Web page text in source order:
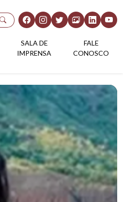
SALA DE
IMPRENSA
FALE
CONOSCO